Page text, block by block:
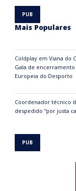
Mais Populares
Coldplay em Viana do
Gala de encerramento
Europeia do Desporto
Coordenador técnico
despedido “por justa